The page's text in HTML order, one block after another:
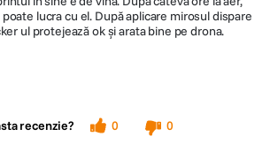
lucra cu el. După aplicare mirosul dispare
ul protejează ok și arata bine pe drona.
recenzie? 0
0